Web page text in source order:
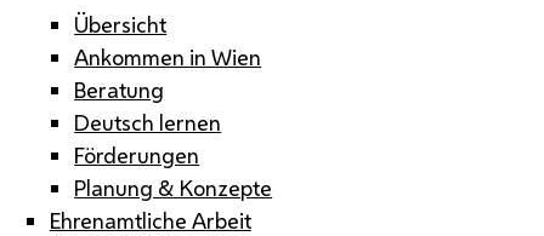
Übersicht
Ankommen in Wien
Beratung
Deutsch lernen
Förderungen
Planung & Konzepte
Ehrenamtliche Arbeit